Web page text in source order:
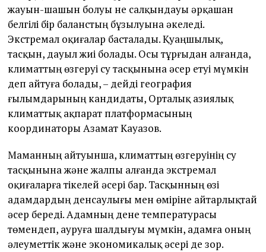
жауын-шашын болуы не салқындауы әрқашан
белгілі бір баланстың бұзылуына әкеледі.
Экстремал оқиғалар басталады. Қуаңшылық,
тасқын, дауыл жиі болады. Осы тұрғыдан алғанда,
климаттың өзгеруі су тасқынына әсер етуі мүмкін
деп айтуға болады, – дейді география
ғылымдарының кандидаты, Орталық азиялық
климаттық ақпарат платформасының
координаторы Азамат Кауазов.
Маманның айтуынша, климаттың өзгеруінің су
тасқынына және жалпы алғанда экстремал
оқиғаларға тікелей әсері бар. Тасқынның өзі
адамдардың денсаулығы мен өміріне айтарлықтай
әсер береді. Адамның дене температурасы
төмендеп, ауруға шалдығуы мүмкін, адамға оның
әлеуметтік және экономикалық әсері де зор.